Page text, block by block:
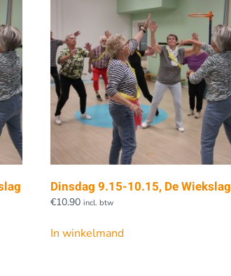
Dinsdag 9.15-10.15, De Wiekslag
€10.90 incl. btw
In winkelmand